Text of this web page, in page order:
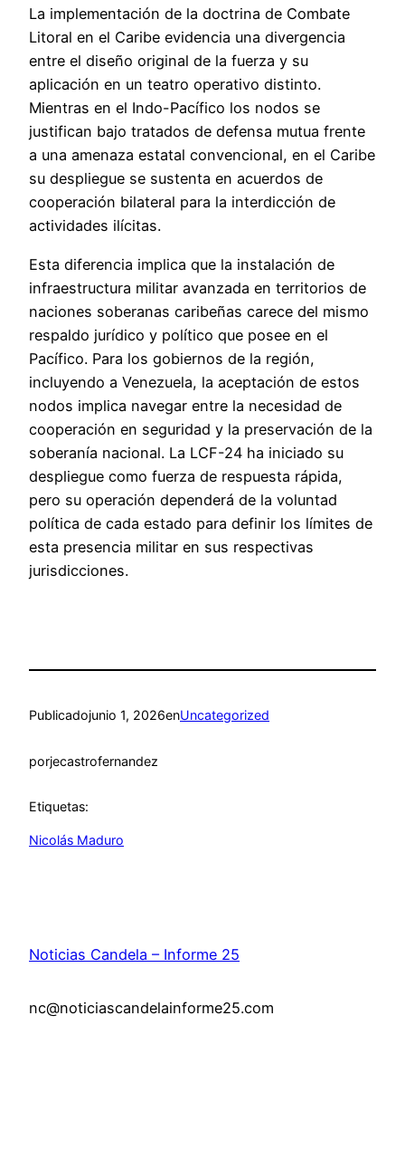
La implementación de la doctrina de Combate
Litoral en el Caribe evidencia una divergencia
entre el diseño original de la fuerza y su
aplicación en un teatro operativo distinto.
Mientras en el Indo-Pacífico los nodos se
justifican bajo tratados de defensa mutua frente
a una amenaza estatal convencional, en el Caribe
su despliegue se sustenta en acuerdos de
cooperación bilateral para la interdicción de
actividades ilícitas.
Esta diferencia implica que la instalación de
infraestructura militar avanzada en territorios de
naciones soberanas caribeñas carece del mismo
respaldo jurídico y político que posee en el
Pacífico. Para los gobiernos de la región,
incluyendo a Venezuela, la aceptación de estos
nodos implica navegar entre la necesidad de
cooperación en seguridad y la preservación de la
soberanía nacional. La LCF-24 ha iniciado su
despliegue como fuerza de respuesta rápida,
pero su operación dependerá de la voluntad
política de cada estado para definir los límites de
esta presencia militar en sus respectivas
jurisdicciones.
Publicadojunio 1, 2026enUncategorized
porjecastrofernandez
Etiquetas:
Nicolás Maduro
Noticias Candela – Informe 25
nc@noticiascandelainforme25.com